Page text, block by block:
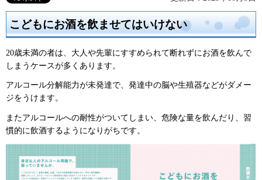
こどもにお酒を飲ませてはいけない
20歳未満の者は、大人や先輩にすすめられて断れずにお酒を飲んで
しまうケースが多くあります。
アルコール分解能力が未発達で、発達中の脳や生殖器などがダメー
ジをうけます。
またアルコールへの耐性がついてしまい、危険な量を飲んだり、習
慣的に飲酒するようになりがちです。